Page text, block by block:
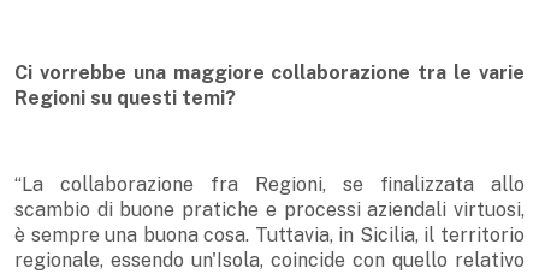
Ci vorrebbe una maggiore collaborazione tra le varie
Regioni su questi temi?
“La collaborazione fra Regioni, se finalizzata allo
scambio di buone pratiche e processi aziendali virtuosi,
è sempre una buona cosa. Tuttavia, in Sicilia, il territorio
regionale, essendo un'Isola, coincide con quello relativo